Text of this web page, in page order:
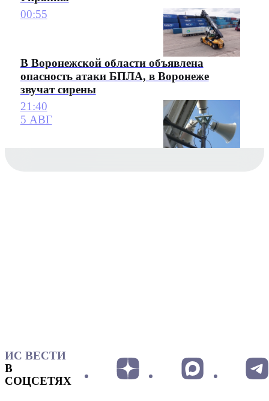
00:55
В Воронежской области объявлена
опасность атаки БПЛА, в Воронеже
звучат сирены
21:40
5 АВГ
ИС ВЕСТИ
В
СОЦСЕТЯХ